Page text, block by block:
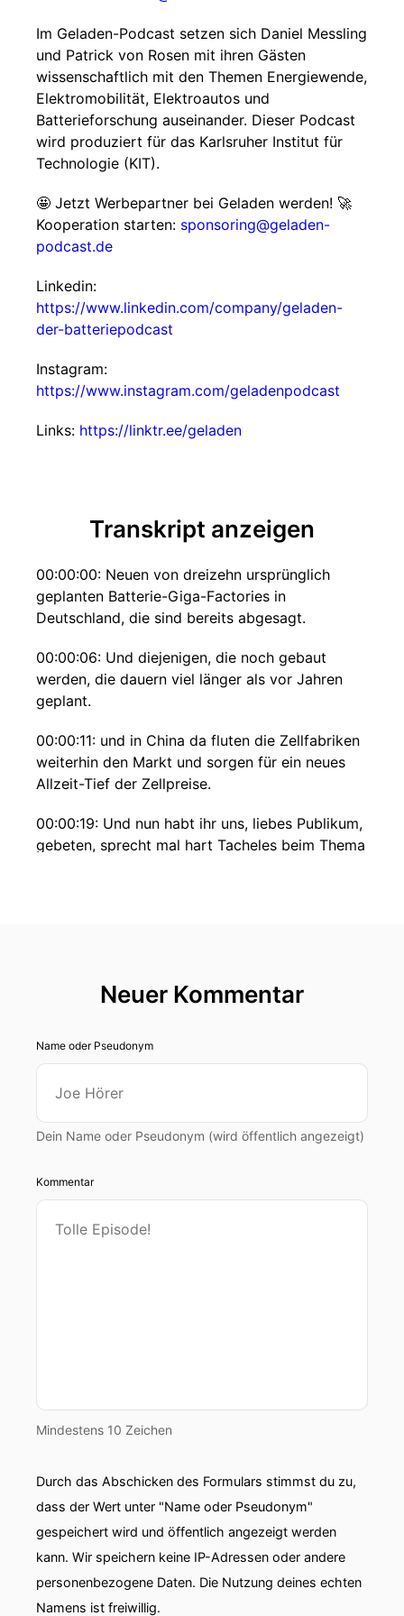
Im Geladen-Podcast setzen sich Daniel Messling
und Patrick von Rosen mit ihren Gästen
wissenschaftlich mit den Themen Energiewende,
Elektromobilität, Elektroautos und
Batterieforschung auseinander. Dieser Podcast
wird produziert für das Karlsruher Institut für
Technologie (KIT).
🤩 Jetzt Werbepartner bei Geladen werden! 🚀
Kooperation starten: sponsoring@geladen-
podcast.de
Linkedin:
https://www.linkedin.com/company/geladen-
der-batteriepodcast
Instagram:
https://www.instagram.com/geladenpodcast
Links: https://linktr.ee/geladen
Transkript anzeigen
00:00:00: Neuen von dreizehn ursprünglich
geplanten Batterie-Giga-Factories in
Deutschland, die sind bereits abgesagt.
00:00:06: Und diejenigen, die noch gebaut
werden, die dauern viel länger als vor Jahren
geplant.
00:00:11: und in China da fluten die Zellfabriken
weiterhin den Markt und sorgen für ein neues
Allzeit-Tief der Zellpreise.
00:00:19: Und nun habt ihr uns, liebes Publikum,
gebeten, sprecht mal hart Tacheles beim Thema
Deutsche die Batteriesouveränität eventuell
00:00:43: Und damit herzlich willkommen bei
Geladen, dein Batterie-Podcast für
Elektromobilität, Energiewende und
Batterieforschung.
Deutschland.
00:01:03: Und haltet doch bitte mal dieses
00:01:06: Sagt doch ganz konkret Wie ist um
die Batterieindustrie in Deutschland bestellt ist.
00:01:11: Und das machen wir immer mit zwei
Experten!
00:01:13: Ja und wir haben die perfekten Gäste
Neuer Kommentar
Name oder Pseudonym
Dein Name oder Pseudonym (wird öffentlich angezeigt)
Kommentar
Mindestens 10 Zeichen
Durch das Abschicken des Formulars stimmst du zu,
dass der Wert unter "Name oder Pseudonym"
gespeichert wird und öffentlich angezeigt werden
kann. Wir speichern keine IP-Adressen oder andere
personenbezogene Daten. Die Nutzung deines echten
Namens ist freiwillig.